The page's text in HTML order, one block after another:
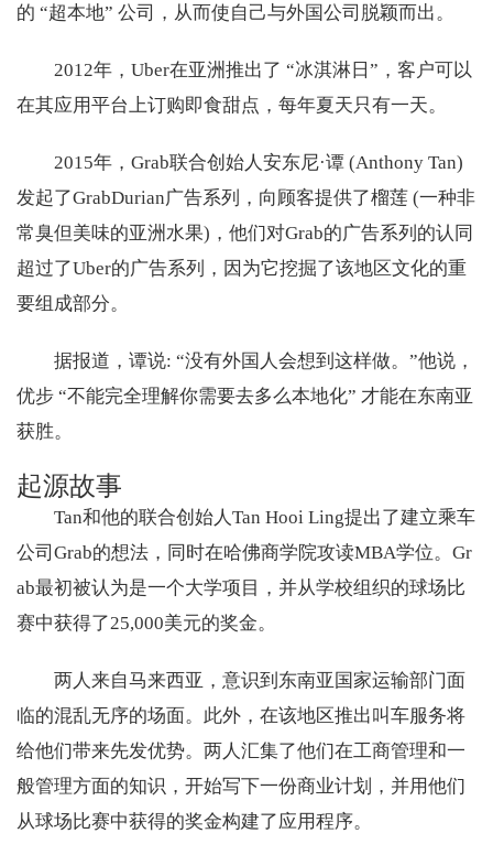
的 “超本地” 公司，从而使自己与外国公司脱颖而出。
2012年，Uber在亚洲推出了 “冰淇淋日”，客户可以
在其应用平台上订购即食甜点，每年夏天只有一天。
2015年，Grab联合创始人安东尼·谭 (Anthony Tan)
发起了GrabDurian广告系列，向顾客提供了榴莲 (一种非
常臭但美味的亚洲水果)，他们对Grab的广告系列的认同
超过了Uber的广告系列，因为它挖掘了该地区文化的重
要组成部分。
据报道，谭说: “没有外国人会想到这样做。”他说，
优步 “不能完全理解你需要去多么本地化” 才能在东南亚
获胜。
起源故事
Tan和他的联合创始人Tan Hooi Ling提出了建立乘车
公司Grab的想法，同时在哈佛商学院攻读MBA学位。Gr
ab最初被认为是一个大学项目，并从学校组织的球场比
赛中获得了25,000美元的奖金。
两人来自马来西亚，意识到东南亚国家运输部门面
临的混乱无序的场面。此外，在该地区推出叫车服务将
给他们带来先发优势。两人汇集了他们在工商管理和一
般管理方面的知识，开始写下一份商业计划，并用他们
从球场比赛中获得的奖金构建了应用程序。